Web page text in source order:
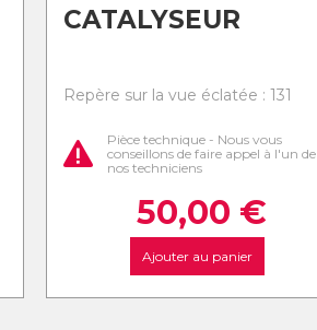
CATALYSEUR
Repère sur la vue éclatée : 131
Pièce technique - Nous vous
conseillons de faire appel à l'un de
nos techniciens
50,00 €
Ajouter au panier